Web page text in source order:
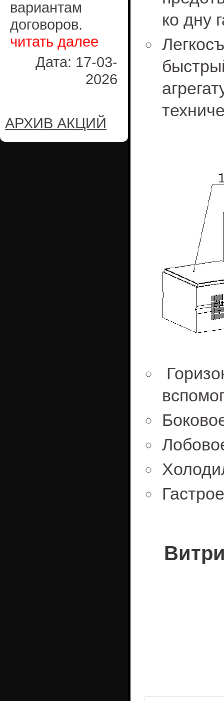
вариантам
договоров.
читать далее
Дата: 17-03-
2026
АРХИВ АКЦИЙ
ко дну